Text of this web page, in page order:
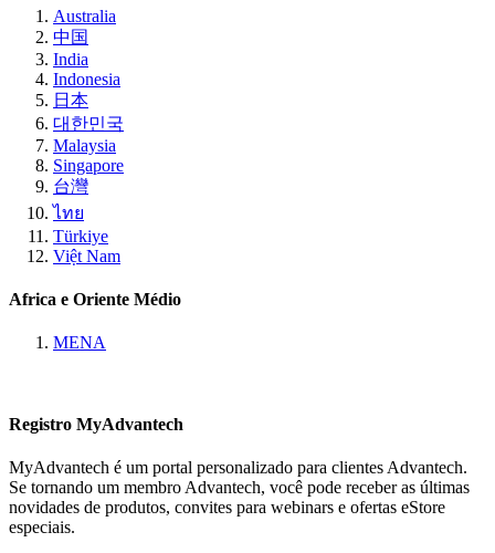
Australia
中国
India
Indonesia
日本
대한민국
Malaysia
Singapore
台灣
ไทย
Türkiye
Việt Nam
Africa e Oriente Médio
MENA
Registro MyAdvantech
MyAdvantech é um portal personalizado para clientes Advantech.
Se tornando um membro Advantech, você pode receber as últimas
novidades de produtos, convites para webinars e ofertas eStore
especiais.